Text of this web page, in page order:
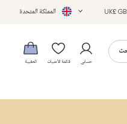
UK£ المملكة المتحدة
حسابي قائمة الأمنيات الحقيبة